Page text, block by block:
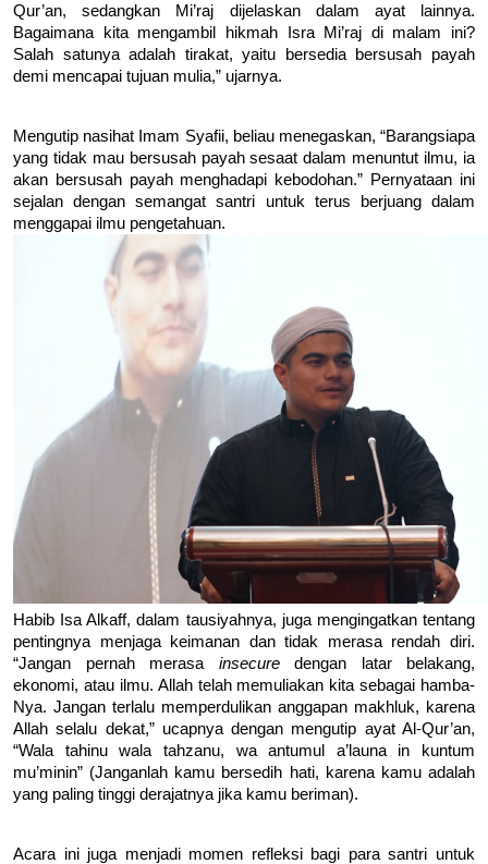
Qur’an, sedangkan Mi’raj dijelaskan dalam ayat lainnya.
Bagaimana kita mengambil hikmah Isra Mi’raj di malam ini?
Salah satunya adalah tirakat, yaitu bersedia bersusah payah
demi mencapai tujuan mulia,” ujarnya.
Mengutip nasihat Imam Syafii, beliau menegaskan, “Barangsiapa
yang tidak mau bersusah payah sesaat dalam menuntut ilmu, ia
akan bersusah payah menghadapi kebodohan.” Pernyataan ini
sejalan dengan semangat santri untuk terus berjuang dalam
menggapai ilmu pengetahuan.
Habib Isa Alkaff, dalam tausiyahnya, juga mengingatkan tentang
pentingnya menjaga keimanan dan tidak merasa rendah diri.
“Jangan pernah merasa insecure dengan latar belakang,
ekonomi, atau ilmu. Allah telah memuliakan kita sebagai hamba-
Nya. Jangan terlalu memperdulikan anggapan makhluk, karena
Allah selalu dekat,” ucapnya dengan mengutip ayat Al-Qur’an,
“Wala tahinu wala tahzanu, wa antumul a’launa in kuntum
mu’minin” (Janganlah kamu bersedih hati, karena kamu adalah
yang paling tinggi derajatnya jika kamu beriman).
Acara ini juga menjadi momen refleksi bagi para santri untuk